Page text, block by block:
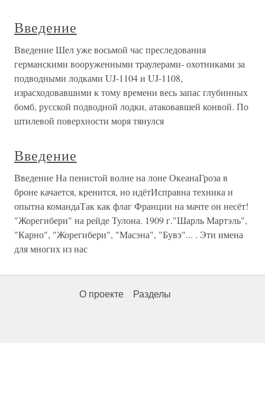
Введение
Введение Шел уже восьмой час преследования
германскими вооруженными траулерами- охотниками за
подводными лодками UJ-1104 и UJ-1108,
израсходовавшими к тому времени весь запас глубинных
бомб, русской подводной лодки, атаковавшей конвой. По
штилевой поверхности моря тянулся
Введение
Введение На пенистой волне на лоне ОкеанаГроза в
броне качается, кренится, но идётИсправна техника и
опытна командаТак как флаг Франции на мачте он несёт!
"Жорегибери" на рейде Тулона. 1909 г."Шарль Мартэль",
"Карно", "Жорегибери", "Масэна", "Бувэ"... . Эти имена
для многих из нас
О проекте Разделы